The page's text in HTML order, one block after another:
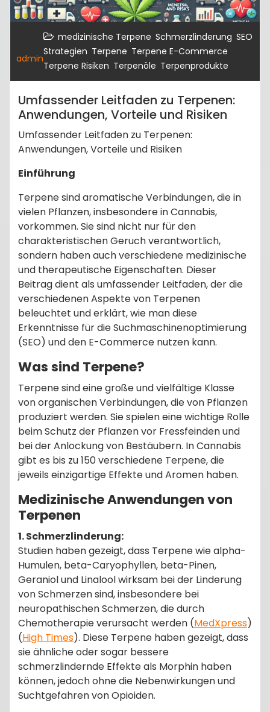
admin
medizinische Terpene Schmerzlinderung SEO
Strategien Terpene Terpene E-Commerce
Terpene Risiken Terpenöle Terpenprodukte
Umfassender Leitfaden zu Terpenen:
Anwendungen, Vorteile und Risiken
Umfassender Leitfaden zu Terpenen:
Anwendungen, Vorteile und Risiken
Einführung
Terpene sind aromatische Verbindungen, die in
vielen Pflanzen, insbesondere in Cannabis,
vorkommen. Sie sind nicht nur für den
charakteristischen Geruch verantwortlich,
sondern haben auch verschiedene medizinische
und therapeutische Eigenschaften. Dieser
Beitrag dient als umfassender Leitfaden, der die
verschiedenen Aspekte von Terpenen
beleuchtet und erklärt, wie man diese
Erkenntnisse für die Suchmaschinenoptimierung
(SEO) und den E-Commerce nutzen kann.
Was sind Terpene?
Terpene sind eine große und vielfältige Klasse
von organischen Verbindungen, die von Pflanzen
produziert werden. Sie spielen eine wichtige Rolle
beim Schutz der Pflanzen vor Fressfeinden und
bei der Anlockung von Bestäubern. In Cannabis
gibt es bis zu 150 verschiedene Terpene, die
jeweils einzigartige Effekte und Aromen haben.
Medizinische Anwendungen von
Terpenen
1. Schmerzlinderung:
Studien haben gezeigt, dass Terpene wie alpha-
Humulen, beta-Caryophyllen, beta-Pinen,
Geraniol und Linalool wirksam bei der Linderung
von Schmerzen sind, insbesondere bei
neuropathischen Schmerzen, die durch
Chemotherapie verursacht werden​ (MedXpress)​​
(High Times)​. Diese Terpene haben gezeigt, dass
sie ähnliche oder sogar bessere
schmerzlindernde Effekte als Morphin haben
können, jedoch ohne die Nebenwirkungen und
Suchtgefahren von Opioiden.